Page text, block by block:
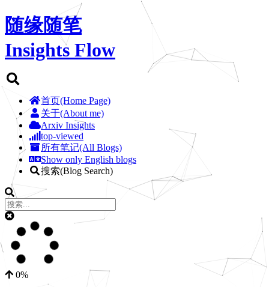
随缘随笔
Insights Flow
首页(Home Page)
关于(About me)
Arxiv Insights
top-viewed
所有笔记(All Blogs)
Show only English blogs
搜索(Blog Search)
0%